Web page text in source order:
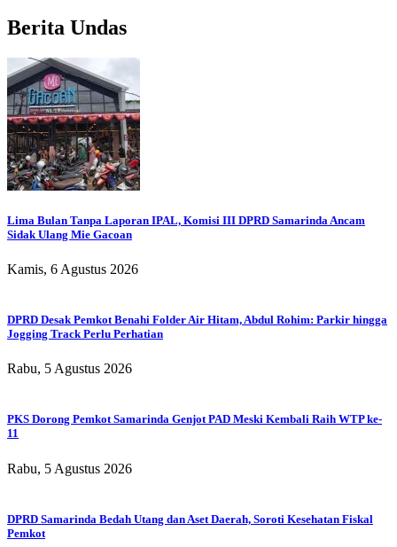
Berita Undas
Lima Bulan Tanpa Laporan IPAL, Komisi III DPRD Samarinda Ancam
Sidak Ulang Mie Gacoan
Kamis, 6 Agustus 2026
DPRD Desak Pemkot Benahi Folder Air Hitam, Abdul Rohim: Parkir hingga
Jogging Track Perlu Perhatian
Rabu, 5 Agustus 2026
PKS Dorong Pemkot Samarinda Genjot PAD Meski Kembali Raih WTP ke-
11
Rabu, 5 Agustus 2026
DPRD Samarinda Bedah Utang dan Aset Daerah, Soroti Kesehatan Fiskal
Pemkot